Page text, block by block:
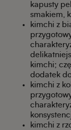
kapusty
smakiem,
kimchi z
kimchi;
dodatek
kimchi z
kimchi z